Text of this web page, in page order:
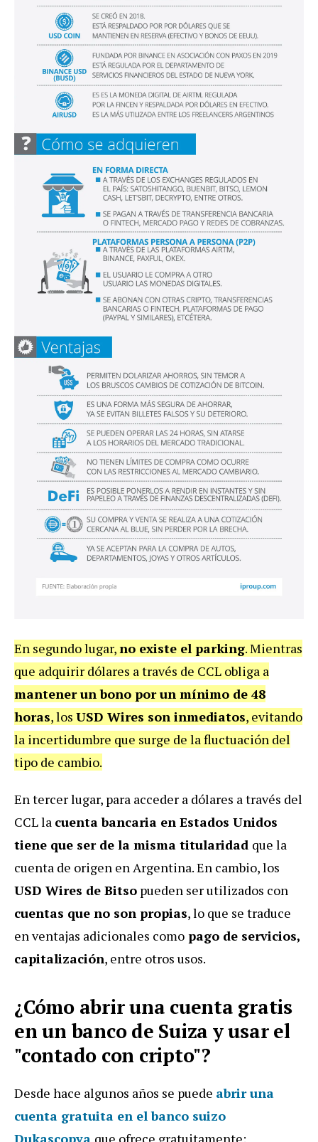
En segundo lugar,no existe el parking. Mientras
que adquirir dólares a través de CCL obliga a
mantener un bono por un mínimo de 48
horas, los USD Wires son inmediatos, evitando
la incertidumbre que surge de la fluctuación del
tipo de cambio.
En tercer lugar, para acceder a dólares a través del
CCL la cuenta bancaria en Estados Unidos
tiene que ser de la misma titularidad que la
cuenta de origen en Argentina. En cambio, los
USD Wires de Bitso pueden ser utilizados con
cuentas que no son propias, lo que se traduce
en ventajas adicionales como pago de servicios,
capitalización, entre otros usos.
¿Cómo abrir una cuenta gratis
en un banco de Suiza y usar el
"contado con cripto"?
Desde hace algunos años se puede abrir una
cuenta gratuita en el banco suizo
Dukascopya que ofrece gratuitamente: